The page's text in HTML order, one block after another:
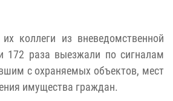
коллеги из вневедомственной
172 раза выезжали по сигналам
с охраняемых объектов, мест
имущества граждан.